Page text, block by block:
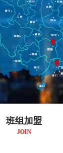
班组加盟
JOIN